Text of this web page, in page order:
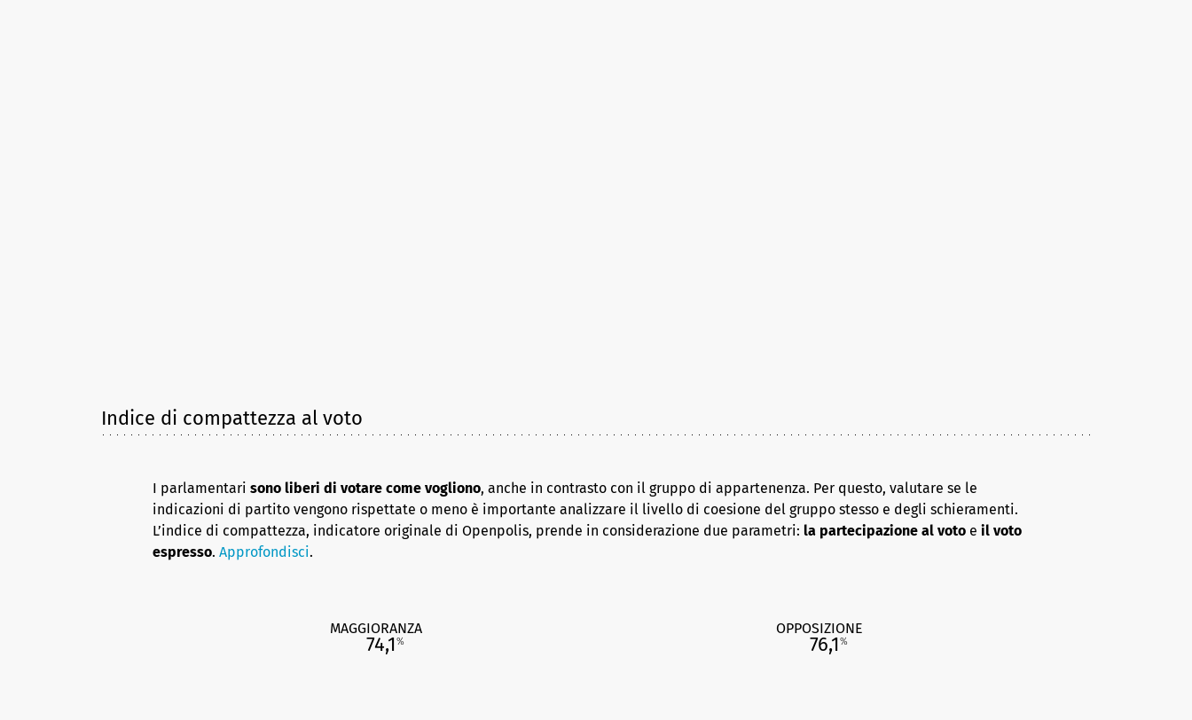
Indice di compattezza al voto
I parlamentari sono liberi di votare come vogliono, anche in contrasto con il gruppo di appartenenza. Per questo, valutare se le
indicazioni di partito vengono rispettate o meno è importante analizzare il livello di coesione del gruppo stesso e degli schieramenti.
L’indice di compattezza, indicatore originale di Openpolis, prende in considerazione due parametri: la partecipazione al voto e il voto
espresso. Approfondisci.
MAGGIORANZA
74,1%
OPPOSIZIONE
76,1%